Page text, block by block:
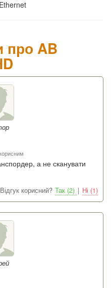
Ethernet
про AB
а не сканувати
Відгук корисний? Так (2) | Ні (1)